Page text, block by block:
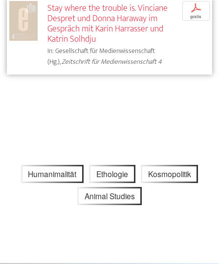
Stay where the trouble is. Vinciane
Despret und Donna Haraway im
Gespräch mit Karin Harrasser und
Katrin Solhdju
In: Gesellschaft für Medienwissenschaft
(Hg.),Zeitschrift für Medienwissenschaft 4
p
gratis
Humanimalität Ethologie Kosmopolitik
Animal Studies